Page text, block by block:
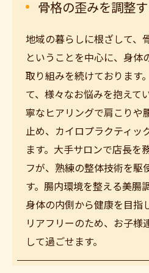
骨格の歪みを調整
地域の暮らしに根ざして、
ということを中心に、身体
取り組みを続けております
て、様々なお悩みを抱えて
寧なヒアリングで肩こりや
止め、カイロプラクティッ
ます。大手サロンで店長を
フが、熟練の整体技術を駆
す。腸内環境を整える美腸
身体の内側から健康を目指
リアフリーのため、お子様
して過ごせます。